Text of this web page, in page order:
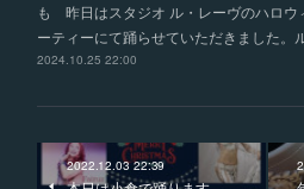
も 昨日はスタジオ ル・レーヴのハロウ
ーティーにて踊らせていただきました。
2024.10.25 22:00
2022.12.03 22:39